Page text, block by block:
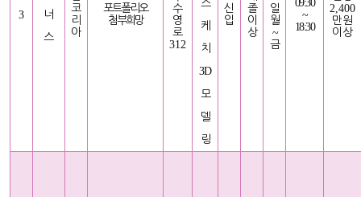
3
너
스
코
리
아
포트폴리오
첨부희망
수
영
로
312
스
케
치
3D
모
델
링
신
입
졸
이
상
일
월
~
금
09:30
~
18:30
2,400
만원
이상